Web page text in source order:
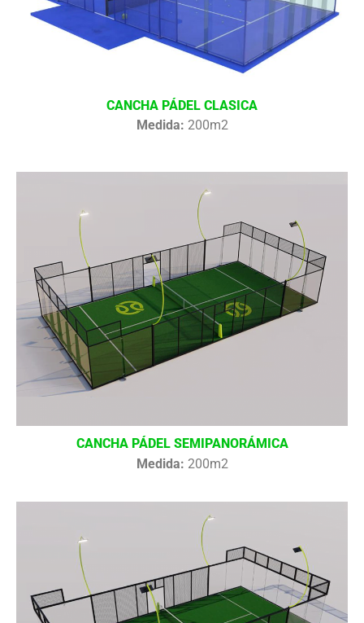
CANCHA PÁDEL CLASICA
Medida: 200m2
CANCHA PÁDEL SEMIPANORÁMICA
Medida: 200m2